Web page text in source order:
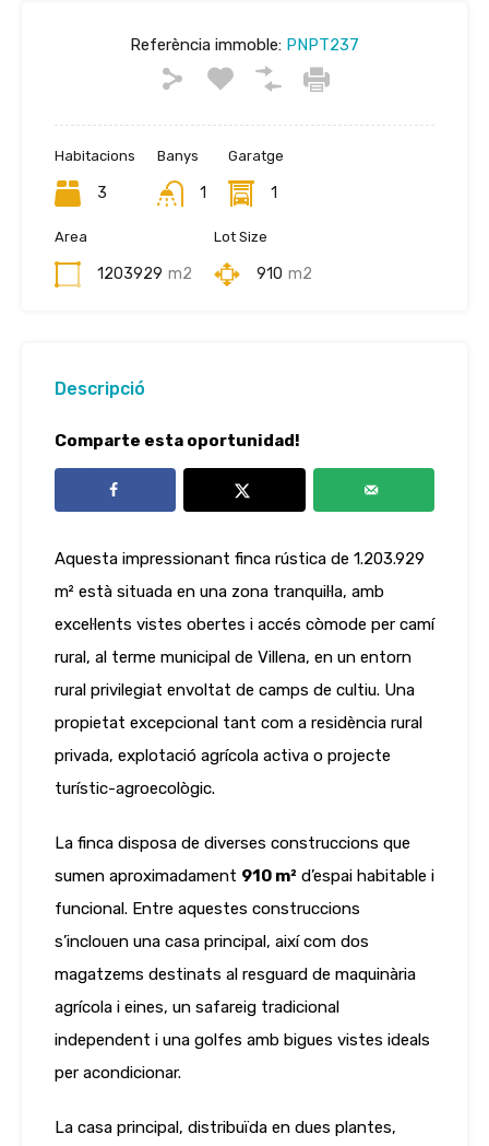
Referència immoble: PNPT237
Habitacions
3
Banys
1
Garatge
1
Area
1203929 m2
Lot Size
910 m2
Descripció
Comparte esta oportunidad!
Aquesta impressionant finca rústica de 1.203.929
m² està situada en una zona tranquil·la, amb
excel·lents vistes obertes i accés còmode per camí
rural, al terme municipal de Villena, en un entorn
rural privilegiat envoltat de camps de cultiu. Una
propietat excepcional tant com a residència rural
privada, explotació agrícola activa o projecte
turístic-agroecològic.
La finca disposa de diverses construccions que
sumen aproximadament 910 m² d’espai habitable i
funcional. Entre aquestes construccions
s’inclouen una casa principal, així com dos
magatzems destinats al resguard de maquinària
agrícola i eines, un safareig tradicional
independent i una golfes amb bigues vistes ideals
per acondicionar.
La casa principal, distribuïda en dues plantes,